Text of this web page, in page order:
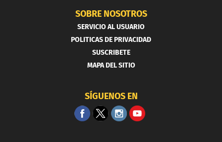
SOBRE NOSOTROS
SERVICIO AL USUARIO
POLITICAS DE PRIVACIDAD
SUSCRIBETE
MAPA DEL SITIO
SÍGUENOS EN